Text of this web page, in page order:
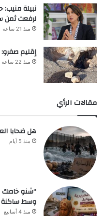
نبيلة
لرفعت ثمن
منذ 21 ساعة
إقليم
منذ 22 ساعة
مقالات الرأي
هل ضحايا
منذ 5 أيام
“شنو خاصك
وسط ساكنة
منذ 4 أسابيع